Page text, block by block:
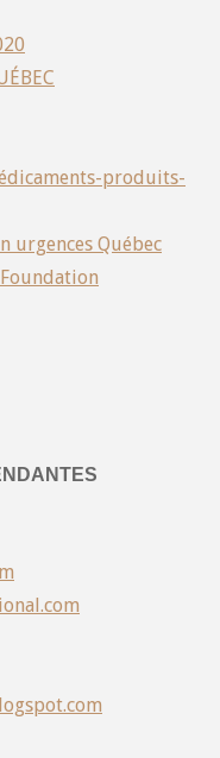
produits-
urgences Québec